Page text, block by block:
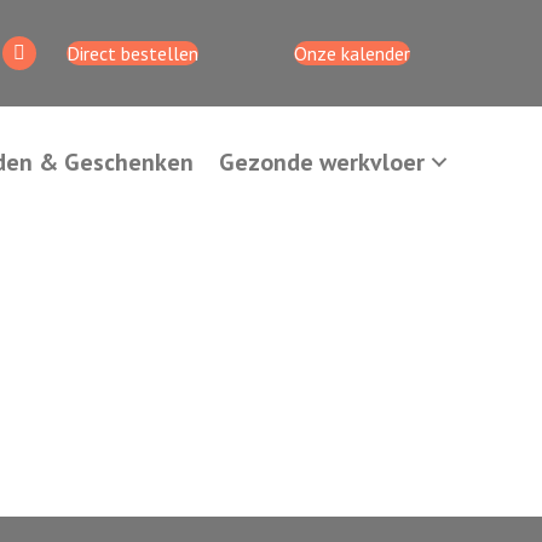
Direct bestellen Onze kalender
& Geschenken Gezonde werkvloer